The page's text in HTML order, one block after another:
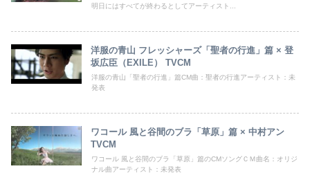
明日にはすべてが終わるとしてアーティスト...
洋服の青山 フレッシャーズ「聖者の行進」篇 × 登
坂広臣（EXILE） TVCM
洋服の青山「聖者の行進」篇CM曲：聖者の行進アーティスト：未
発表
ワコール 風と谷間のブラ「草原」篇 × 中村アン
TVCM
ワコール 風と谷間のブラ「草原」篇のCMソングＣＭ曲名：オリジ
ナル曲アーティスト：未発表